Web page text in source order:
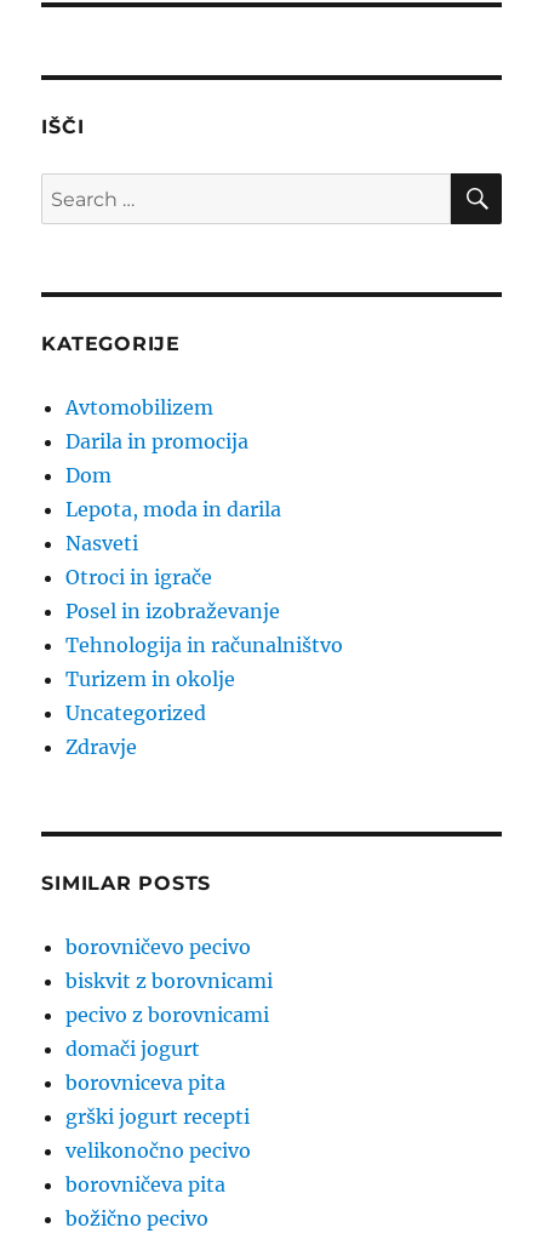
IŠČI
Search
for:
KATEGORIJE
Avtomobilizem
Darila in promocija
Dom
Lepota, moda in darila
Nasveti
Otroci in igrače
Posel in izobraževanje
Tehnologija in računalništvo
Turizem in okolje
Uncategorized
Zdravje
SIMILAR POSTS
borovničevo pecivo
biskvit z borovnicami
pecivo z borovnicami
domači jogurt
borovniceva pita
grški jogurt recepti
velikonočno pecivo
borovničeva pita
božično pecivo